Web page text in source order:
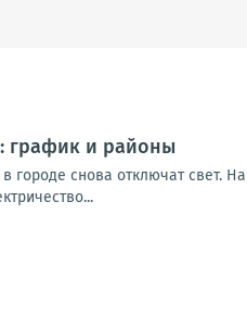
график и районы
снова отключат свет.